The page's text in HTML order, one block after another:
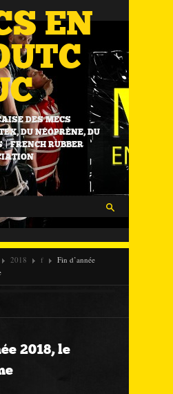
EN
DES MECS
DU NÉOPRÈNE, DU
| FRENCH RUBBER
2018 f
Fin d’année
2018, le